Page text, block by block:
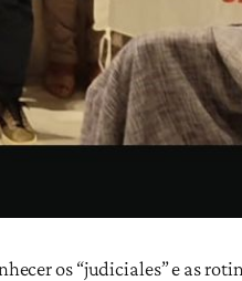
os “judiciales” e as